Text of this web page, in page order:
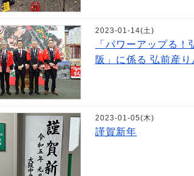
2023-01-14(土)
「パワーアップる
阪」に係る 弘前産
2023-01-05(木)
謹賀新年